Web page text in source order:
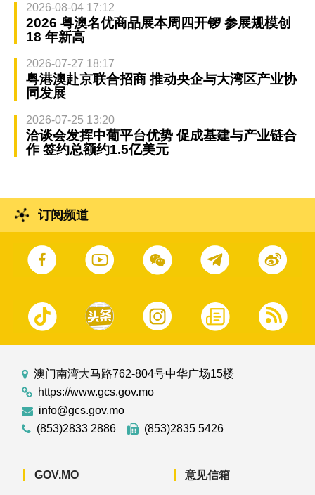
2026-08-04 17:12
2026 粤澳名优商品展本周四开锣 参展规模创
18 年新高
2026-07-27 18:17
粤港澳赴京联合招商 推动央企与大湾区产业协
同发展
2026-07-25 13:20
洽谈会发挥中葡平台优势 促成基建与产业链合
作 签约总额约1.5亿美元
订阅频道
澳门南湾大马路762-804号中华广场15楼
https://www.gcs.gov.mo
info@gcs.gov.mo
(853)2833 2886
(853)2835 5426
GOV.MO 意见信箱